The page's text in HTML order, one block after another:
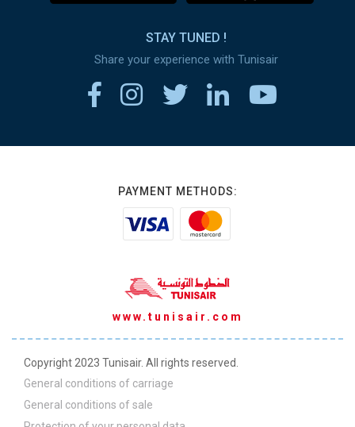
STAY TUNED !
Share your experience with Tunisair
PAYMENT METHODS:
www.tunisair.com
Copyright 2023 Tunisair. All rights reserved.
General conditions of carriage
General conditions of sale